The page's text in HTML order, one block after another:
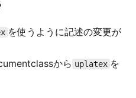
を使うように記述の変更が
から uplatex を